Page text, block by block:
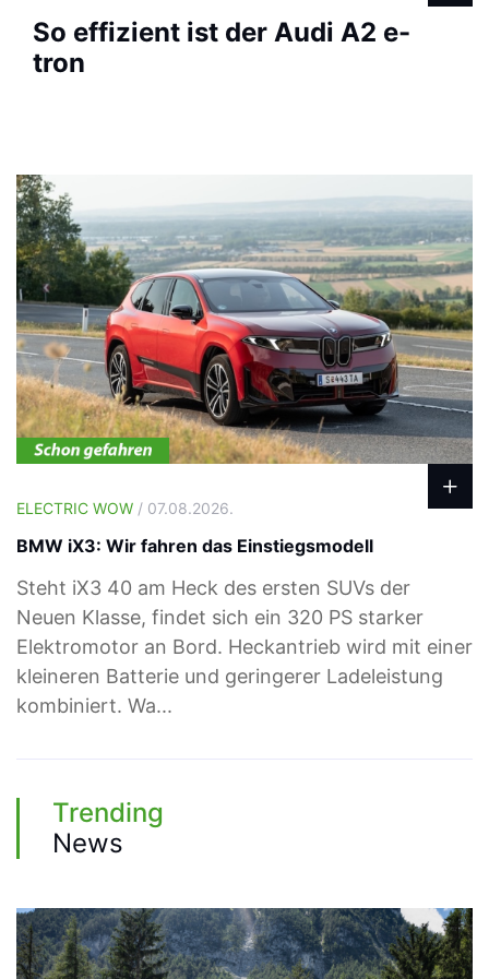
So effizient ist der Audi A2 e-
tron
ELECTRIC WOW / 07.08.2026.
BMW iX3: Wir fahren das Einstiegsmodell
Steht iX3 40 am Heck des ersten SUVs der
Neuen Klasse, findet sich ein 320 PS starker
Elektromotor an Bord. Heckantrieb wird mit einer
kleineren Batterie und geringerer Ladeleistung
kombiniert. Wa...
Trending
News